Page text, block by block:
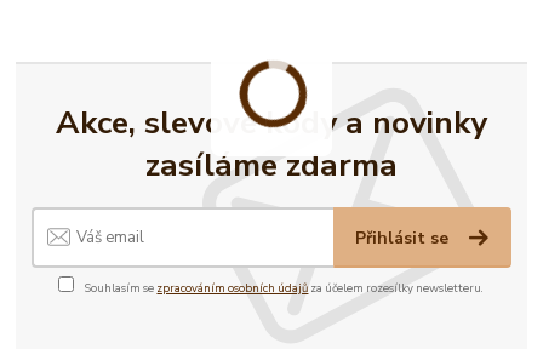
Akce, slevové kódy a novinky
zasíláme zdarma
Přihlásit se
Souhlasím se zpracováním osobních údajů za účelem rozesílky newsletteru.